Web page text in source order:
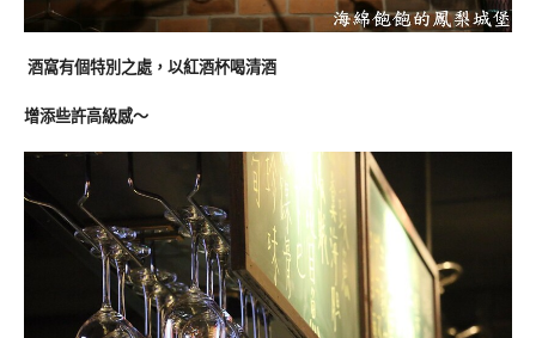
酒窩有個特別之處，以紅酒杯喝清酒
增添些許高級感～